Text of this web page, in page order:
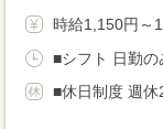
時給1,150円～
■シフト 日勤の
■休日制度 週休